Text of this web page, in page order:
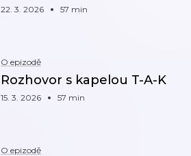
22. 3. 2026 57 min
O epizodě
Rozhovor s kapelou T-A-K
15. 3. 2026 57 min
O epizodě